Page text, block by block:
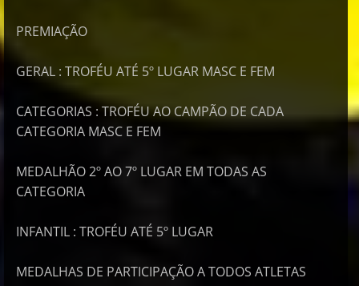
PREMIAÇÃO
GERAL : TROFÉU ATÉ 5º LUGAR MASC E FEM
CATEGORIAS : TROFÉU AO CAMPÃO DE CADA
CATEGORIA MASC E FEM
MEDALHÃO 2º AO 7º LUGAR EM TODAS AS
CATEGORIA
INFANTIL : TROFÉU ATÉ 5º LUGAR
MEDALHAS DE PARTICIPAÇÃO A TODOS ATLETAS